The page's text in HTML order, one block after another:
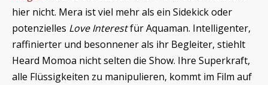
hier nicht. Mera ist viel mehr als ein Sidekick oder
potenzielles Love Interestfür Aquaman. Intelligenter,
raffinierter und besonnener als ihr Begleiter, stiehlt
Heard Momoa nicht selten die Show. Ihre Superkraft,
alle Flüssigkeiten zu manipulieren, kommt im Film auf